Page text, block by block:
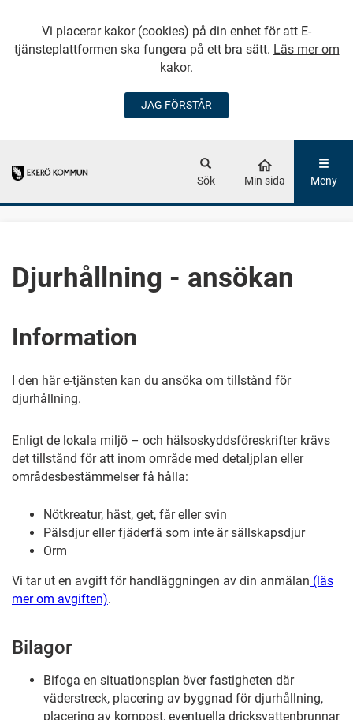
Vi placerar kakor (cookies) på din enhet för att E-
tjänsteplattformen ska fungera på ett bra sätt. Läs mer om
kakor.
JAG FÖRSTÅR
GÅ DIREKT TILL
Sök Min sida Meny
Djurhållning - ansökan
Information
I den här e-tjänsten kan du ansöka om tillstånd för
djurhållning.
Enligt de lokala miljö – och hälsoskyddsföreskrifter krävs
det tillstånd för att inom område med detaljplan eller
områdesbestämmelser få hålla:
Nötkreatur, häst, get, får eller svin
Pälsdjur eller fjäderfä som inte är sällskapsdjur
Orm
Vi tar ut en avgift för handläggningen av din anmälan (läs
mer om avgiften).
Bilagor
Bifoga en situationsplan över fastigheten där
väderstreck, placering av byggnad för djurhållning,
placering av kompost, eventuella dricksvattenbrunnar